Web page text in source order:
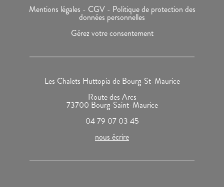
Mentions légales - CGV - Politique de protection des
données personnelles
Gérez votre consentement
Les Chalets Huttopia de Bourg-St-Maurice
Route des Arcs
73700 Bourg-Saint-Maurice
04 79 07 03 45
nous écrire